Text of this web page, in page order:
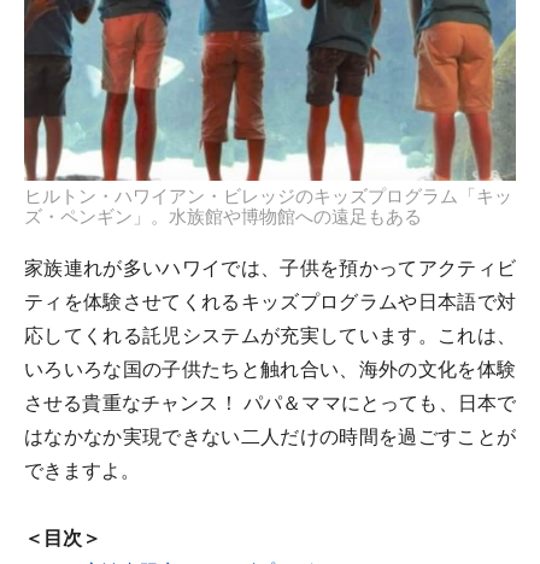
ヒルトン・ハワイアン・ビレッジのキッズプログラム「キッ
ズ・ペンギン」。水族館や博物館への遠足もある
家族連れが多いハワイでは、子供を預かってアクティビ
ティを体験させてくれるキッズプログラムや日本語で対
応してくれる託児システムが充実しています。これは、
いろいろな国の子供たちと触れ合い、海外の文化を体験
させる貴重なチャンス！ パパ＆ママにとっても、日本で
はなかなか実現できない二人だけの時間を過ごすことが
できますよ。
＜目次＞